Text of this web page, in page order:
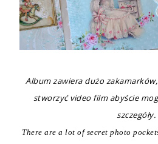
Album zawiera dużo
stworzyć video film abyście
szczegóły.
There are a lot of secret photo